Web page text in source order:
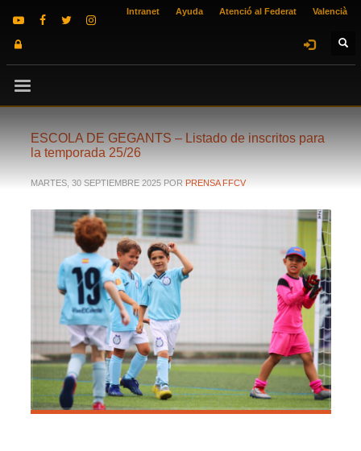
Intranet Ayuda Atenció al Federat Valencià
ESCOLA DE GEGANTS – Listado de inscritos para
la temporada 25/26
MARTES, 30 SEPTIEMBRE 2025 POR PRENSA FFCV